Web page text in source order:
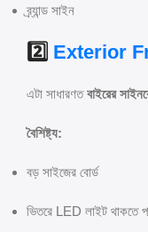
ব্র্যান্ড সাইন
2️⃣ Exterior
এটা সাধারণতবাইরের
বৈশিষ্ট্য:
বড় সাইজের বোর্ড
ভিতরে LED লাইট থাকতে